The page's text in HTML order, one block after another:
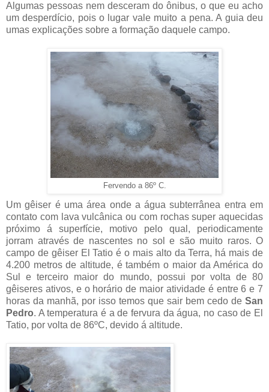
Algumas pessoas nem desceram do ônibus, o que eu acho
um desperdício, pois o lugar vale muito a pena. A guia deu
umas explicações sobre a formação daquele campo.
Fervendo a 86º C.
Um gêiser é uma área onde a água subterrânea entra em
contato com lava vulcânica ou com rochas super aquecidas
próximo á superfície, motivo pelo qual, periodicamente
jorram através de nascentes no sol e são muito raros. O
campo de gêiser El Tatio é o mais alto da Terra, há mais de
4.200 metros de altitude, é também o maior da América do
Sul e terceiro maior do mundo, possui por volta de 80
gêiseres ativos, e o horário de maior atividade é entre 6 e 7
horas da manhã, por isso temos que sair bem cedo de San
Pedro. A temperatura é a de fervura da água, no caso de El
Tatio, por volta de 86ºC, devido á altitude.